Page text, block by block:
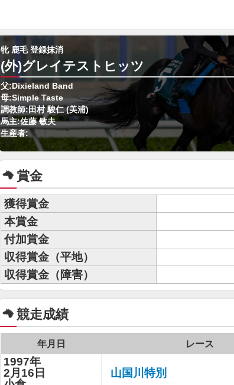
牝 鹿毛 登録抹消
(外)グレイテストヒッツ
父:Dixieland Band
母:Simple Taste
調教師:田村 駿仁 (美浦)
馬主:佐藤 敏夫
生産者:
賞金
獲得賞金
本賞金
付加賞金
収得賞金（平地）
収得賞金（障害）
競走成績
年月日 レース
1997年
2月16日
山国川特別